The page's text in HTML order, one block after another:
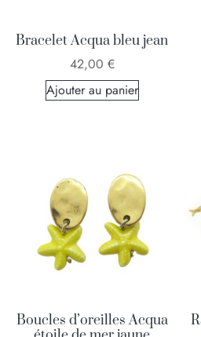
Bracelet Acqua bleu jean
42,00 €
Ajouter au panier
Boucles d’oreilles Acqua